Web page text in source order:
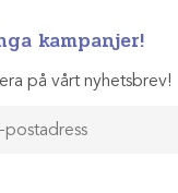
kampanjer!
på vårt nyhetsbrev!